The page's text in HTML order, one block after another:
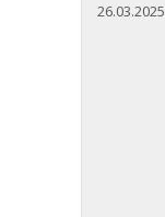
26.03.2025